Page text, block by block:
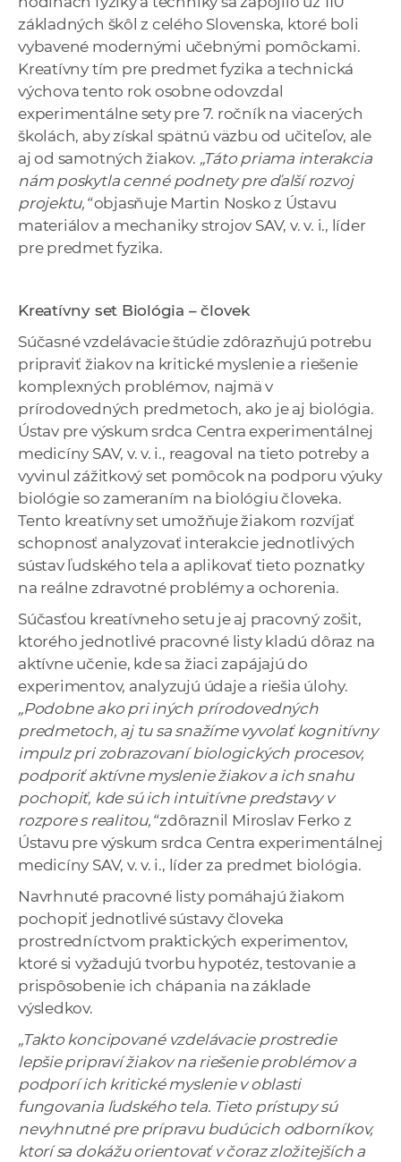
základných škôl z celého Slovenska, ktoré boli
vybavené modernými učebnými pomôckami.
Kreatívny tím pre predmet fyzika a technická
výchova tento rok osobne odovzdal
experimentálne sety pre 7. ročník na viacerých
školách, aby získal spätnú väzbu od učiteľov, ale
aj od samotných žiakov. „Táto priama interakcia
nám poskytla cenné podnety pre ďalší rozvoj
projektu,“objasňuje Martin Nosko z Ústavu
materiálov a mechaniky strojov SAV, v. v. i., líder
pre predmet fyzika.
Kreatívny set Biológia – človek
Súčasné vzdelávacie štúdie zdôrazňujú potrebu
pripraviť žiakov na kritické myslenie a riešenie
komplexných problémov, najmä v
prírodovedných predmetoch, ako je aj biológia.
Ústav pre výskum srdca Centra experimentálnej
medicíny SAV, v. v. i., reagoval na tieto potreby a
vyvinul zážitkový set pomôcok na podporu výuky
biológie so zameraním na biológiu človeka.
Tento kreatívny set umožňuje žiakom rozvíjať
schopnosť analyzovať interakcie jednotlivých
sústav ľudského tela a aplikovať tieto poznatky
na reálne zdravotné problémy a ochorenia.
Súčasťou kreatívneho setu je aj pracovný zošit,
ktorého jednotlivé pracovné listy kladú dôraz na
aktívne učenie, kde sa žiaci zapájajú do
experimentov, analyzujú údaje a riešia úlohy.
„Podobne ako pri iných prírodovedných
predmetoch, aj tu sa snažíme vyvolať kognitívny
impulz pri zobrazovaní biologických procesov,
podporiť aktívne myslenie žiakov a ich snahu
pochopiť, kde sú ich intuitívne predstavy v
rozpore s realitou,“zdôraznil Miroslav Ferko z
Ústavu pre výskum srdca Centra experimentálnej
medicíny SAV, v. v. i., líder za predmet biológia.
Navrhnuté pracovné listy pomáhajú žiakom
pochopiť jednotlivé sústavy človeka
prostredníctvom praktických experimentov,
ktoré si vyžadujú tvorbu hypotéz, testovanie a
prispôsobenie ich chápania na základe
výsledkov.
„Takto koncipované vzdelávacie prostredie
lepšie pripraví žiakov na riešenie problémov a
podporí ich kritické myslenie v oblasti
fungovania ľudského tela. Tieto prístupy sú
nevyhnutné pre prípravu budúcich odborníkov,
ktorí sa dokážu orientovať v čoraz zložitejších a